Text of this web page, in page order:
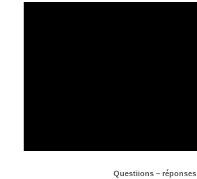
Questiions – réponses